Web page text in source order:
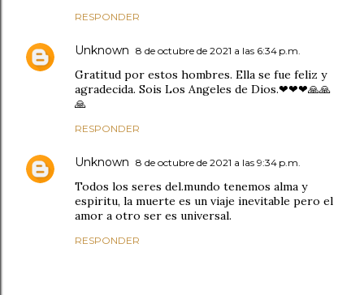
RESPONDER
Unknown 8 de octubre de 2021 a las 6:34 p.m.
Gratitud por estos hombres. Ella se fue feliz y
agradecida. Sois Los Angeles de Dios.❤❤❤🙏🙏
🙏
RESPONDER
Unknown 8 de octubre de 2021 a las 9:34 p.m.
Todos los seres del.mundo tenemos alma y
espiritu, la muerte es un viaje inevitable pero el
amor a otro ser es universal.
RESPONDER